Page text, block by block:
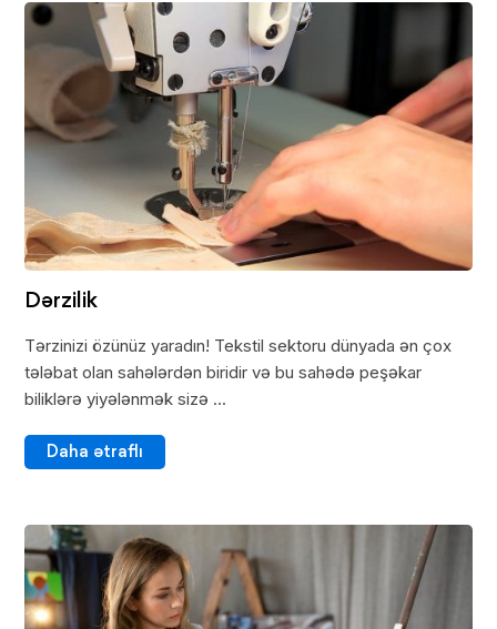
Dərzilik
Tərzinizi özünüz yaradın! Tekstil sektoru dünyada ən çox
tələbat olan sahələrdən biridir və bu sahədə peşəkar
biliklərə yiyələnmək sizə ...
Daha ətraflı